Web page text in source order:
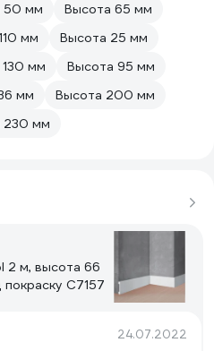
50 мм
Высота 65 мм
мм
Высота 25 мм
мм
Высота 95 мм
мм
Высота 200 мм
230 мм
2 м, высота 66
C7157
24.07.2022